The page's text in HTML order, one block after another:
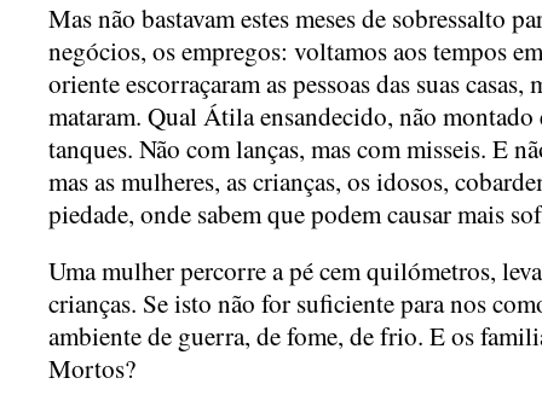
Mas não bastavam estes meses de sobressalto
negócios, os empregos: voltamos aos tempos
oriente escorraçaram as pessoas das suas
mataram. Qual Átila ensandecido, não montado
tanques. Não com lanças, mas com misseis. E
mas as mulheres, as crianças, os idosos,
piedade, onde sabem que podem causar mais
Uma mulher percorre a pé cem quilómetros,
crianças. Se isto não for suficiente para nos
ambiente de guerra, de fome, de frio. E os
Mortos?